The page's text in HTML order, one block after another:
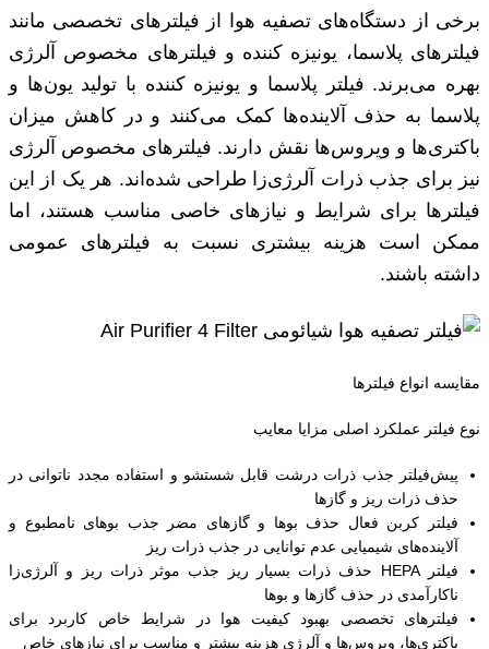
برخی از دستگاه‌های تصفیه هوا از فیلترهای تخصصی مانند
فیلترهای پلاسما، یونیزه کننده و فیلترهای مخصوص آلرژی
بهره می‌برند. فیلتر پلاسما و یونیزه کننده با تولید یون‌ها و
پلاسما به حذف آلاینده‌ها کمک می‌کنند و در کاهش میزان
باکتری‌ها و ویروس‌ها نقش دارند. فیلترهای مخصوص آلرژی
نیز برای جذب ذرات آلرژی‌زا طراحی شده‌اند. هر یک از این
فیلترها برای شرایط و نیازهای خاصی مناسب هستند، اما
ممکن است هزینه بیشتری نسبت به فیلترهای عمومی
داشته باشند.
مقایسه انواع فیلترها
نوع فیلتر عملکرد اصلی مزایا معایب
پیش‌فیلتر جذب ذرات درشت قابل شستشو و استفاده مجدد ناتوانی در
حذف ذرات ریز و گازها
فیلتر کربن فعال حذف بوها و گازهای مضر جذب بوهای نامطبوع و
آلاینده‌های شیمیایی عدم توانایی در جذب ذرات ریز
فیلتر HEPA حذف ذرات بسیار ریز جذب موثر ذرات ریز و آلرژی‌زا
ناکارآمدی در حذف گازها و بوها
فیلترهای تخصصی بهبود کیفیت هوا در شرایط خاص کاربرد برای
باکتری‌ها، ویروس‌ها و آلرژی هزینه بیشتر و مناسب برای نیازهای خاص